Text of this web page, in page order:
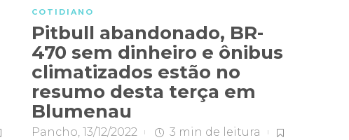
COTIDIANO
Pitbull abandonado, BR-
470 sem dinheiro e ônibus
climatizados estão no
resumo desta terça em
Blumenau
Pancho, 13/12/2022 3 min de leitura